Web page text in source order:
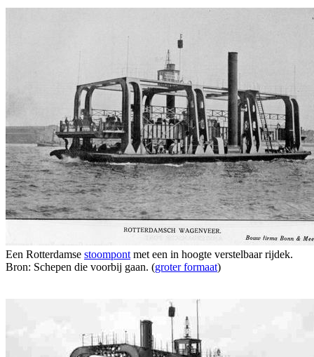
Een Rotterdamse stoompont met een in hoogte verstelbaar rijdek.
Bron: Schepen die voorbij gaan. (groter formaat)